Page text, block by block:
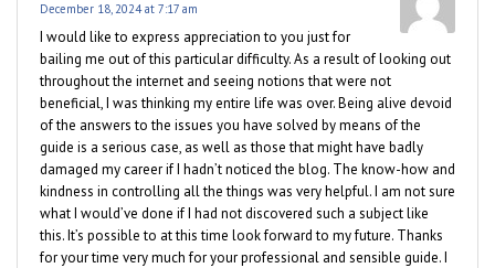
December 18, 2024 at 7:17 am
I would like to express appreciation to you just for
bailing me out of this particular difficulty. As a result of looking out
throughout the internet and seeing notions that were not
beneficial, I was thinking my entire life was over. Being alive devoid
of the answers to the issues you have solved by means of the
guide is a serious case, as well as those that might have badly
damaged my career if I hadn’t noticed the blog. The know-how and
kindness in controlling all the things was very helpful. I am not sure
what I would’ve done if I had not discovered such a subject like
this. It’s possible to at this time look forward to my future. Thanks
for your time very much for your professional and sensible guide. I